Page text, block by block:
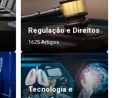
Regulação e Direitos
1625 Artigos
Tecnologia e